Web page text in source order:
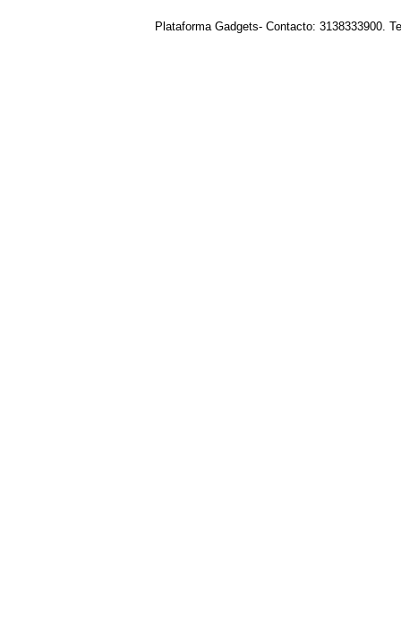
Plataforma Gadgets- Contacto: 3138333900.